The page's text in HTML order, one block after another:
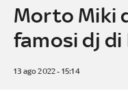
Morto Miki
famosi dj di
13 ago 2022 - 15:14